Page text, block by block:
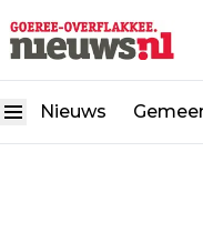
Nieuws